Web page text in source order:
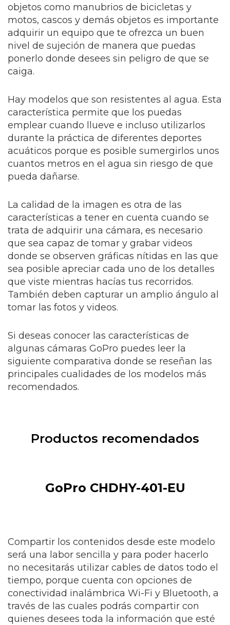
objetos como manubrios de bicicletas y
motos, cascos y demás objetos es importante
adquirir un equipo que te ofrezca un buen
nivel de sujeción de manera que puedas
ponerlo donde desees sin peligro de que se
caiga.
Hay modelos que son resistentes al agua. Esta
característica permite que los puedas
emplear cuando llueve e incluso utilizarlos
durante la práctica de diferentes deportes
acuáticos porque es posible sumergirlos unos
cuantos metros en el agua sin riesgo de que
pueda dañarse.
La calidad de la imagen es otra de las
características a tener en cuenta cuando se
trata de adquirir una cámara, es necesario
que sea capaz de tomar y grabar videos
donde se observen gráficas nítidas en las que
sea posible apreciar cada uno de los detalles
que viste mientras hacías tus recorridos.
También deben capturar un amplio ángulo al
tomar las fotos y videos.
Si deseas conocer las características de
algunas cámaras GoPro puedes leer la
siguiente comparativa donde se reseñan las
principales cualidades de los modelos más
recomendados.
Productos recomendados
GoPro CHDHY-401-EU
Compartir los contenidos desde este modelo
será una labor sencilla y para poder hacerlo
no necesitarás utilizar cables de datos todo el
tiempo, porque cuenta con opciones de
conectividad inalámbrica Wi-Fi y Bluetooth, a
través de las cuales podrás compartir con
quienes desees toda la información que esté